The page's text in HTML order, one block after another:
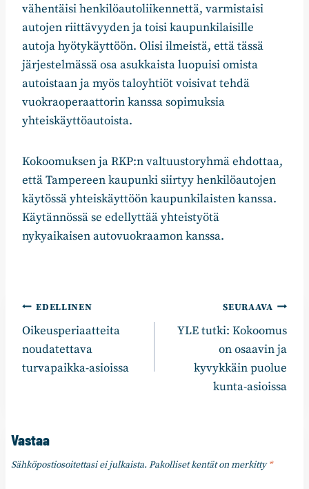
vähentäisi henkilöautoliikennettä, varmistaisi
autojen riittävyyden ja toisi kaupunkilaisille
autoja hyötykäyttöön. Olisi ilmeistä, että tässä
järjestelmässä osa asukkaista luopuisi omista
autoistaan ja myös taloyhtiöt voisivat tehdä
vuokraoperaattorin kanssa sopimuksia
yhteiskäyttöautoista.
Kokoomuksen ja RKP:n valtuustoryhmä ehdottaa,
että Tampereen kaupunki siirtyy henkilöautojen
käytössä yhteiskäyttöön kaupunkilaisten kanssa.
Käytännössä se edellyttää yhteistyötä
nykyaikaisen autovuokraamon kanssa.
Artikkelien
selaus
EDELLINEN
Oikeusperiaatteita
noudatettava
turvapaikka-asioissa
SEURAAVA
YLE tutki: Kokoomus
on osaavin ja
kyvykkäin puolue
kunta-asioissa
Vastaa
Sähköpostiosoitettasi ei julkaista. Pakolliset kentät on merkitty*